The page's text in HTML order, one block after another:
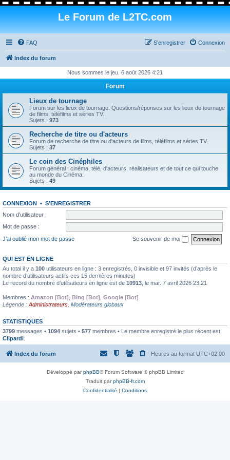
Le Forum de L2TC.com
FAQ Connexion
S’enregistrer
Index du forum
Nous sommes le jeu. 6 août 2026 4:21
Forum
Lieux de tournage
Forum sur les lieux de tournage. Questions/réponses sur les lieux de tournage
de films, téléfilms et séries TV.
Sujets : 973
Recherche de titre ou d'acteurs
Forum de recherche de titre ou d'acteurs de films, téléfilms et séries TV.
Sujets : 37
Le coin des Cinéphiles
Forum général : cinéma, télé, d'acteurs, réalisateurs et de tout ce qui touche
au monde du Cinéma.
Sujets : 49
CONNEXION • S’ENREGISTRER
Nom d’utilisateur :
Mot de passe :
J’ai oublié mon mot de passe
Se souvenir de moi
QUI EST EN LIGNE
Au total il y a 100 utilisateurs en ligne : 3 enregistrés, 0 invisible et 97 invités (d’après le
nombre d’utilisateurs actifs ces 15 dernières minutes)
Le record du nombre d’utilisateurs en ligne est de 10913 , le mar. 7 avril 2026 23:21
Membres : Amazon [Bot] Bing [Bot] Google [Bot]
Légende : Administrateurs Modérateurs globaux
STATISTIQUES
3799 messages • 1094 sujets • 577 membres • Le membre enregistré le plus récent est
Clipardi
Index du forum Heures au format UTC+02:00
Développé parphpBB® Forum Software © phpBB Limited
Traduit parphpBB-fr.com
Confidentialité | Conditions